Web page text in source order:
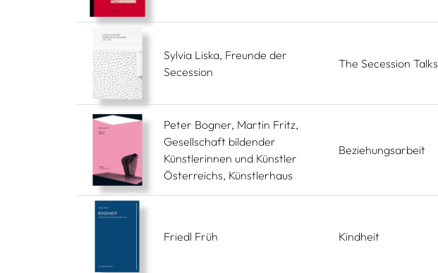
Sylvia Liska, Freunde der
Secession
The Secession Talks
Peter Bogner, Martin Fritz,
Gesellschaft bildender
Künstlerinnen und Künstler
Österreichs, Künstlerhaus
Beziehungsarbeit
Friedl Früh Kindheit